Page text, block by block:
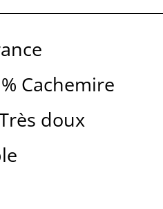
Cachemire
doux